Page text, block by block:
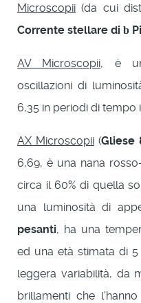
Microscopii (da cui
Corrente stellare di b
AV Microscopii, è
oscillazioni di
6,35 in periodi di tempo
AX Microscopii(Gliese
6,69, è una nana
circa il 60% di quella
una luminosità di
pesanti, ha una
ed una età stimata di 5
leggera variabilità, da
brillamenti che